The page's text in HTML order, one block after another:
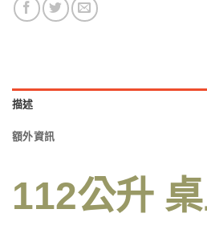
描述
額外資訊
112公升